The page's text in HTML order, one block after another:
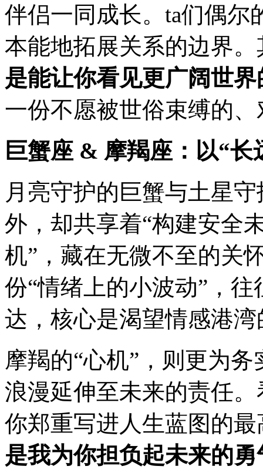
伴侣一同成长。ta们偶尔
本能地拓展关系的边界
是能让你看见更广阔世
一份不愿被世俗束缚的
巨蟹座 & 摩羯座：以“
月亮守护的巨蟹与土星
外，却共享着“构建安全
机”，藏在无微不至的关
份“情绪上的小波动”，
达，核心是渴望情感港
摩羯的“心机”，则更为
浪漫延伸至未来的责任
你郑重写进人生蓝图的
是我为你担负起未来的勇